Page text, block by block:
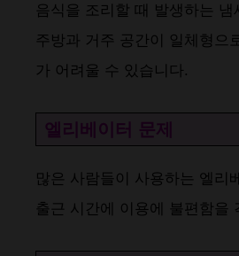
음식을 조리할 때 발생하는 냄
주방과 거주 공간이 일체형으
가 어려울 수 있습니다​​.
엘리베이터 문제
많은 사람들이 사용하는 엘리
출근 시간에 이용에 불편함을